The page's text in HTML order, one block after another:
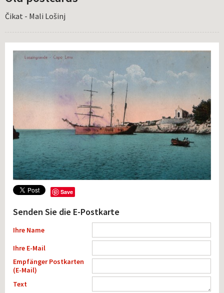
Čikat - Mali Lošinj
Save
Senden Sie die E-Postkarte
Ihre Name
Ihre E-Mail
Empfänger Postkarten
(E-Mail)
Text